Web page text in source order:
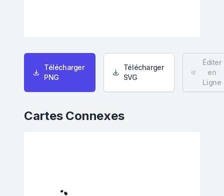
Télécharger
PNG
Télécharger
SVG
Éditer
en
Ligne
Cartes Connexes